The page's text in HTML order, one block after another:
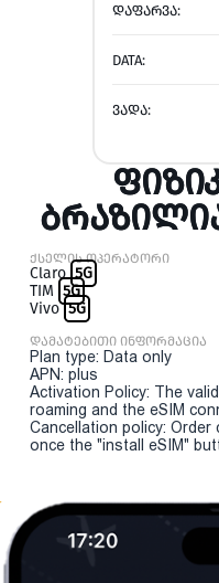
ᲓᲐᲤᲐᲠᲕᲐ:
DATA:
ᲕᲐᲓᲐ:
ქსელის ოპერატორი
Claro 5G
TIM 5G
Vivo 5G
დამატებითი ინფორმაცია
Plan type: Data only
APN: plus
Activation Policy: The
roaming and the eSIM
Cancellation policy:
once the "install eSIM"